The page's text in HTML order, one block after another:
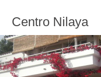
Centro Nilaya